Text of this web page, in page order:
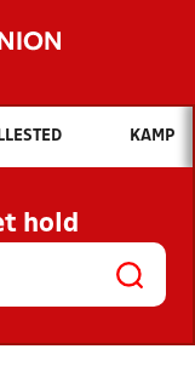
vil du søge efter?
OG NYHEDER
OG
KAMP
hold